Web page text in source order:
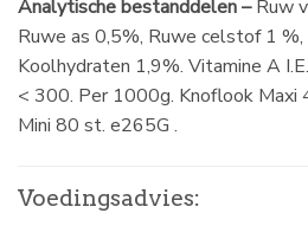
Analytische bestanddelen –Ruw
Ruwe as 0,5%, Ruwe celstof 1
Koolhydraten 1,9%. Vitamine A
< 300. Per 1000g. Knoflook Maxi
Mini 80 st. e265G .
Voedingsadvies: